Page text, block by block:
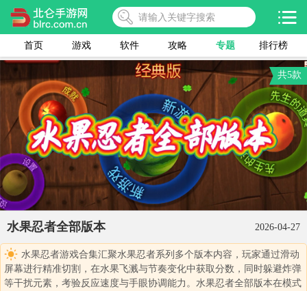
首页 游戏 软件 攻略 专题 排行榜
共5款
水果忍者全部版本 2026-04-27
水果忍者游戏合集汇聚水果忍者系列多个版本内容，玩家通过滑动
屏幕进行精准切割，在水果飞溅与节奏变化中获取分数，同时躲避炸弹
等干扰元素，考验反应速度与手眼协调能力。水果忍者全部版本在模式